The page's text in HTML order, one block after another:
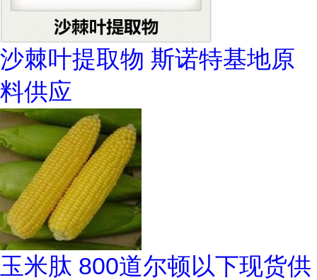
沙棘叶提取物 斯诺特基地原
料供应
玉米肽 800道尔顿以下现货供